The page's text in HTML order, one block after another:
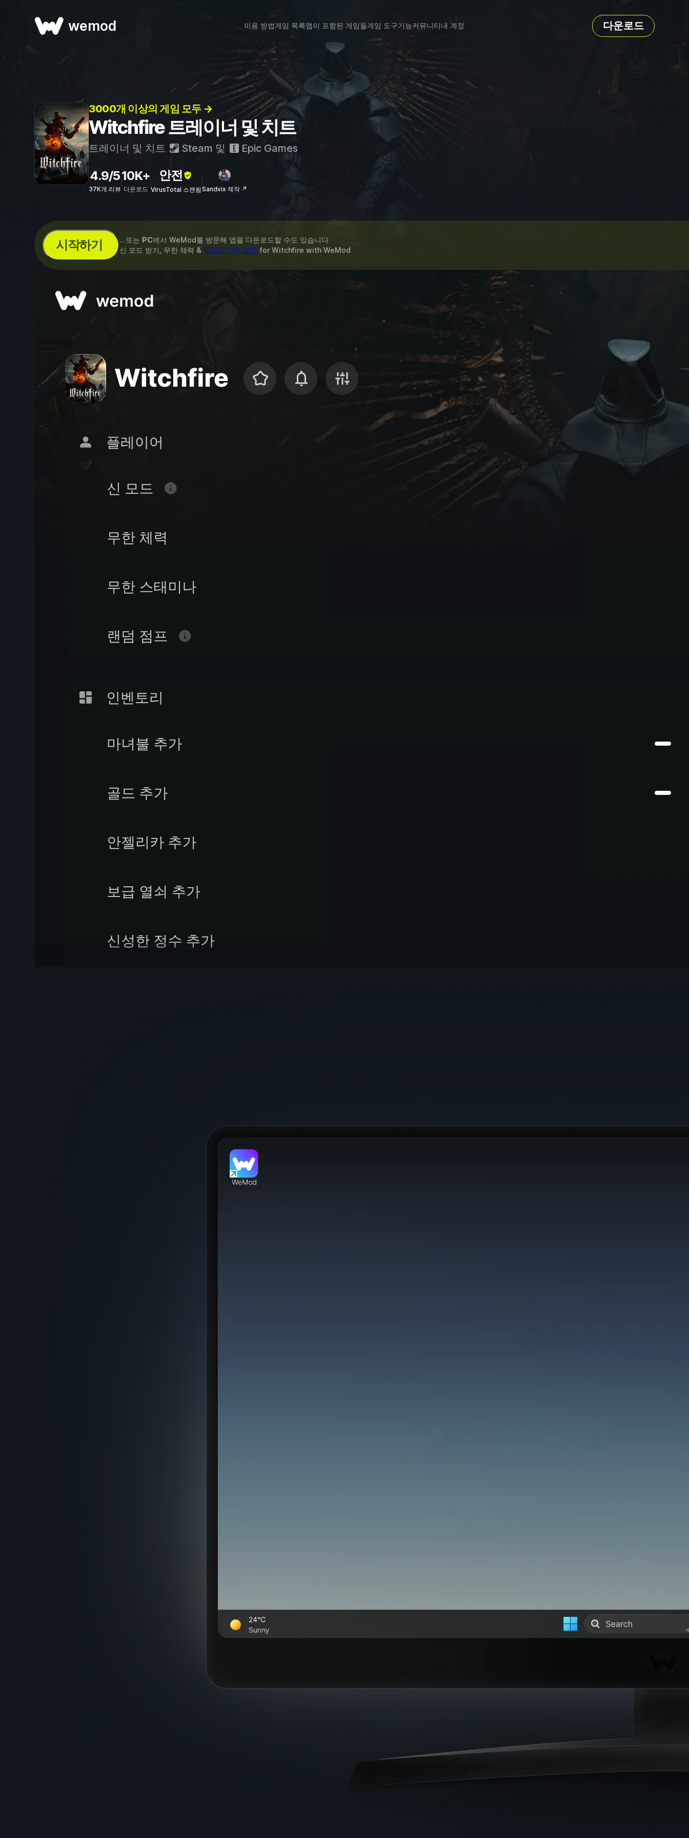
wemod 이용 방법게임 목록맵이 포함된 게임들게임 도구기능커뮤니티내 계정 다운로드
3000개 이상의 게임 모두 →
Witchfire 트레이너 및 치트
트레이너 및 치트 Steam 및 Epic Games
4.9/5
37K개 리뷰
10K+
다운로드
안전
VirusTotal 스캔됨Sandvix 제작 ↗
시작하기 ...또는 PC에서 WeMod를 방문해 앱을 다운로드할 수도 있습니다
신 모드 받기, 무한 체력 & 15개의 다른 모드 for Witchfire with WeMod